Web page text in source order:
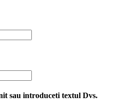
sau introduceti textul Dvs.